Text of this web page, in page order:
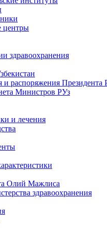
центры
здравоохранения
и распоряжения Президента
Министров РУз
и лечения
Олий Мажлиса
здравоохранения